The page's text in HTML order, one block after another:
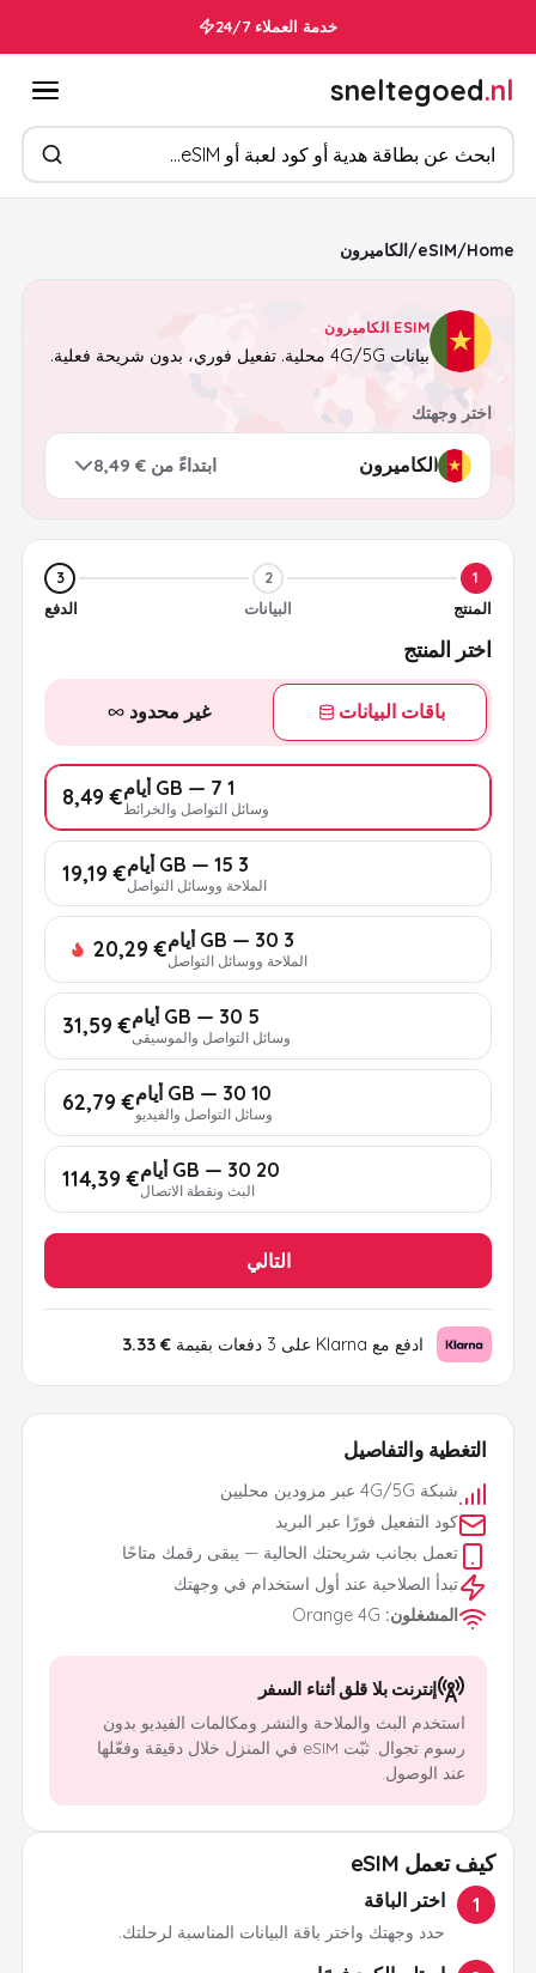
خدمة العملاء 24/7
sneltegoed.nl
ابحث عن المنتجات
Home
/
eSIM
/الكاميرون
ESIM الكاميرون
بيانات 4G/5G محلية. تفعيل فوري، بدون شريحة فعلية.
اختر وجهتك
ابتداءً من € 8,49
التغطية والتفاصيل
شبكة 4G/5G عبر مزودين محليين
كود التفعيل فورًا عبر البريد
تعمل بجانب شريحتك الحالية — يبقى رقمك متاحًا
تبدأ الصلاحية عند أول استخدام في وجهتك
المشغلون:
Orange 4G
إنترنت بلا قلق أثناء السفر
استخدم البث والملاحة والنشر ومكالمات الفيديو بدون
رسوم تجوال. ثبّت eSIM في المنزل خلال دقيقة وفعّلها
عند الوصول.
كيف تعمل eSIM
1 اختر الباقة
حدد وجهتك واختر باقة البيانات المناسبة لرحلتك.
1
المنتج
2
البيانات
3
الدفع
اختر المنتج
باقات البيانات غير محدود
1 GB — 7 أيام
وسائل التواصل والخرائط € 8,49
3 GB — 15 أيام
الملاحة ووسائل التواصل€ 19,19
3 GB — 30 أيام
الملاحة ووسائل التواصل€ 20,29
5 GB — 30 أيام
وسائل التواصل والموسيقى€ 31,59
10 GB — 30 أيام
وسائل التواصل والفيديو€ 62,79
20 GB — 30 أيام
البث ونقطة الاتصال€ 114,39
التالي
ادفع مع Klarna على 3 دفعات بقيمة € 3.33